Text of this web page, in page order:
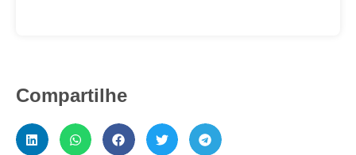
Compartilhe